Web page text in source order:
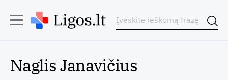
Naglis Janavičius